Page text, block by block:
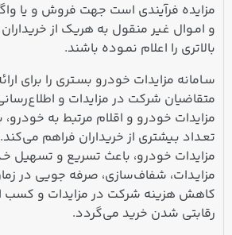
مزایده فرآیندی است جهت فروش و یا
و امـوال غـیر منقول به هریک از
بالاتری را اعلام نمـوده باشند.
سـامانه مزایدات خودرو بسـتری را برای
متقاضیان شرکت در مزایدات و
مزایدات خودرو و اقلام مرتبط به خودرو،
تعـداد بـیشتری از خریداران فراهم
مزایدات خودرو، باعث تسریع و تسهیل
مزایـدات، شفاف‌سازی، صرفه جویی در
کاهش هزینه شرکت در مزایدات و کسب
رقابتی شدن خرید می‌گردد.